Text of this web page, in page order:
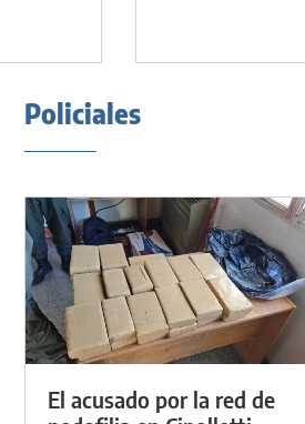
Policiales
El acusado por la red de